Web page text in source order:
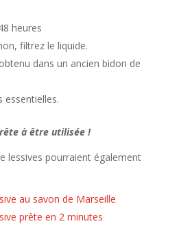
heures
filtrez le liquide.
dans un ancien bidon de
essentielles.
à être utilisée !
lessives pourraient également
au savon de Marseille
prête en 2 minutes